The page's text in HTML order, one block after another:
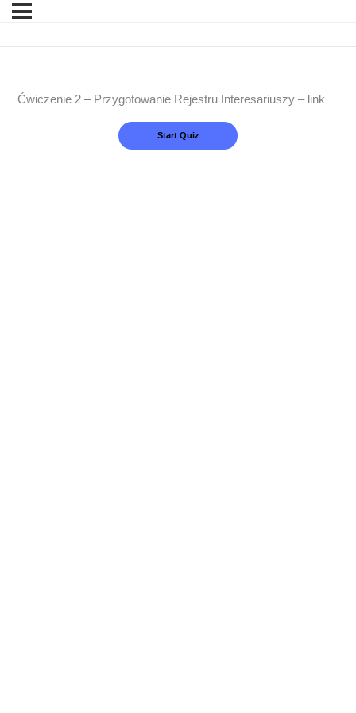
Ćwiczenie 2 – Przygotowanie Rejestru Interesariuszy – link